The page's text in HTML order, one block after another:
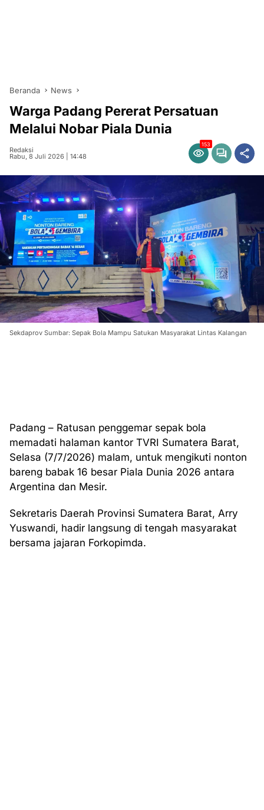
Beranda News
Warga Padang Pererat Persatuan
Melalui Nobar Piala Dunia
Redaksi
Rabu, 8 Juli 2026 | 14:48
153
Sekdaprov Sumbar: Sepak Bola Mampu Satukan Masyarakat Lintas Kalangan
Padang – Ratusan penggemar sepak bola
memadati halaman kantor TVRI Sumatera Barat,
Selasa (7/7/2026) malam, untuk mengikuti nonton
bareng babak 16 besar Piala Dunia 2026 antara
Argentina dan Mesir.
Sekretaris Daerah Provinsi Sumatera Barat, Arry
Yuswandi, hadir langsung di tengah masyarakat
bersama jajaran Forkopimda.